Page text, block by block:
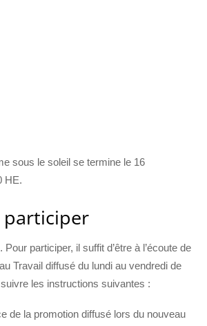
sous le soleil se termine le 16
HE.
participer, il suffit d’être à l’écoute de
Travail diffusé du lundi au vendredi de
les instructions suivantes :
de la promotion diffusé lors du nouveau